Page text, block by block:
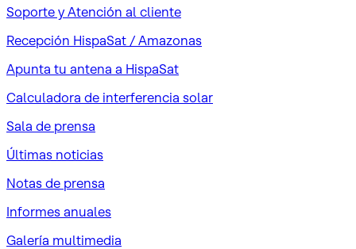
Soporte y Atención al cliente
Recepción HispaSat / Amazonas
Apunta tu antena a HispaSat
Calculadora de interferencia solar
Sala de prensa
Últimas noticias
Notas de prensa
Informes anuales
Galería multimedia